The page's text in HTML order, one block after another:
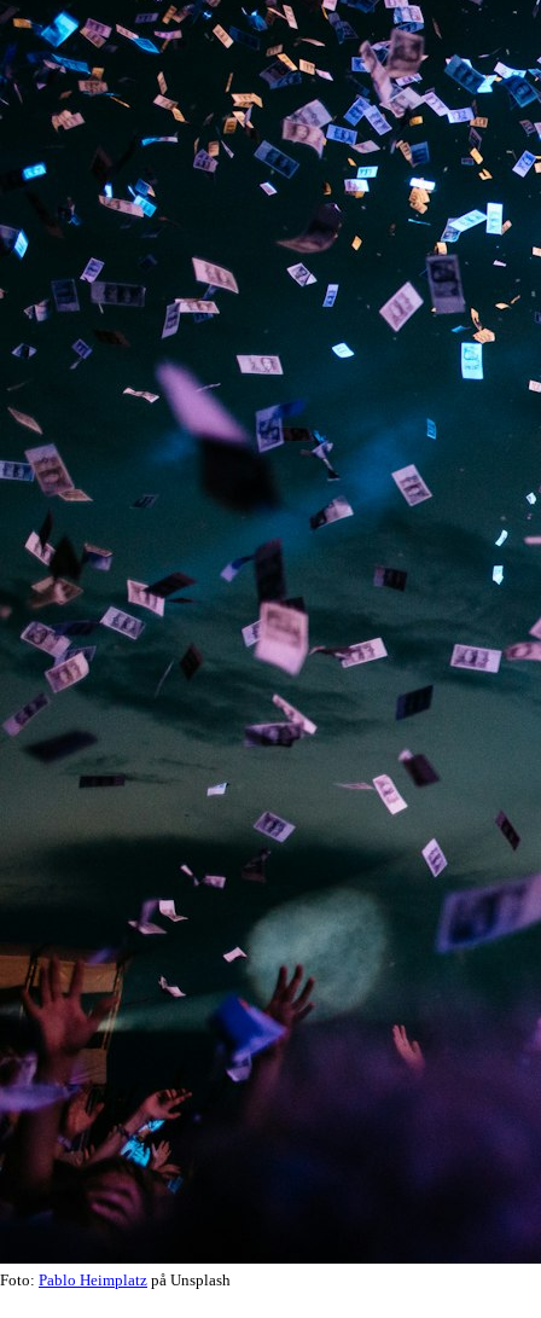
Foto: Pablo Heimplatz på Unsplash